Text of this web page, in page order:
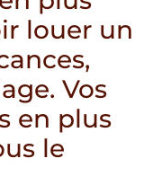
louer un
Vos
en plus
le